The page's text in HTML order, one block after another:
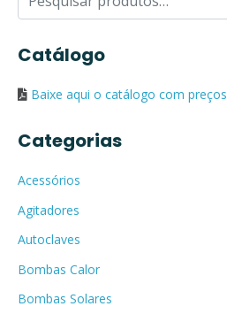
Catálogo
Baixe aqui o catálogo com preços
Categorias
Acessórios
Agitadores
Autoclaves
Bombas Calor
Bombas Solares